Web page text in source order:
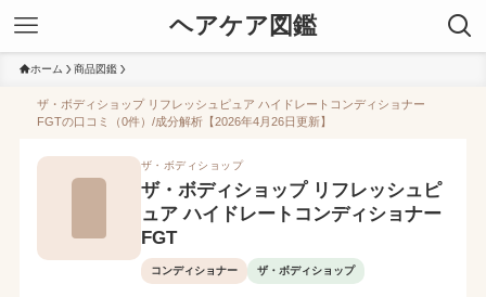
ヘアケア図鑑
ホーム 商品図鑑
ザ・ボディショップ リフレッシュピュア ハイドレートコンディショナー
FGTの口コミ（0件）/成分解析【2026年4月26日更新】
ザ・ボディショップ
ザ・ボディショップ リフレッシュピ
ュア ハイドレートコンディショナー
FGT
コンディショナー ザ・ボディショップ